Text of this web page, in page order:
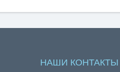
НАШИ КОНТАКТЫ